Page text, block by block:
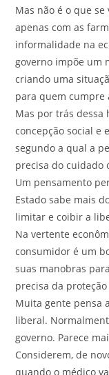
Mas não é o que
apenas com as
informalidade na
governo impõe um
criando uma
para quem cumpre
Mas por trás dessa
concepção social e
segundo a qual a
precisa do cuidado
Um pensamento
Estado sabe mais
limitar e coibir a
Na vertente
consumidor é um
suas manobras
precisa da
Muita gente pensa
liberal.
governo. Parece
Considerem, de
quando o médico